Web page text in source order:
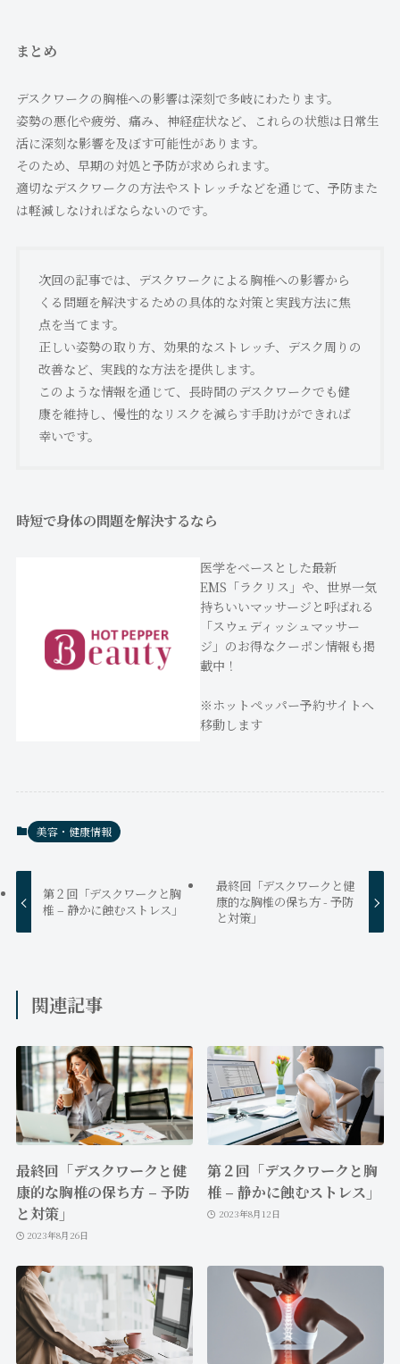
まとめ
デスクワークの胸椎への影響は深刻で多岐にわたります。
姿勢の悪化や疲労、痛み、神経症状など、これらの状態は日常生
活に深刻な影響を及ぼす可能性があります。
そのため、早期の対処と予防が求められます。
適切なデスクワークの方法やストレッチなどを通じて、予防また
は軽減しなければならないのです。
次回の記事では、デスクワークによる胸椎への影響から
くる問題を解決するための具体的な対策と実践方法に焦
点を当てます。
正しい姿勢の取り方、効果的なストレッチ、デスク周りの
改善など、実践的な方法を提供します。
このような情報を通じて、長時間のデスクワークでも健
康を維持し、慢性的なリスクを減らす手助けができれば
幸いです。
時短で身体の問題を解決するなら
医学をベースとした最新
EMS「ラクリス」や、世界一気
持ちいいマッサージと呼ばれる
「スウェディッシュマッサー
ジ」のお得なクーポン情報も掲
載中！
※ホットペッパー予約サイトへ
移動します
美容・健康情報
第２回「デスクワークと胸
椎 – 静かに蝕むストレス」
最終回「デスクワークと健
康的な胸椎の保ち方 - 予防
と対策」
関連記事
最終回「デスクワークと健
康的な胸椎の保ち方 – 予防
と対策」
2023年8月26日
第２回「デスクワークと胸
椎 – 静かに蝕むストレス」
2023年8月12日